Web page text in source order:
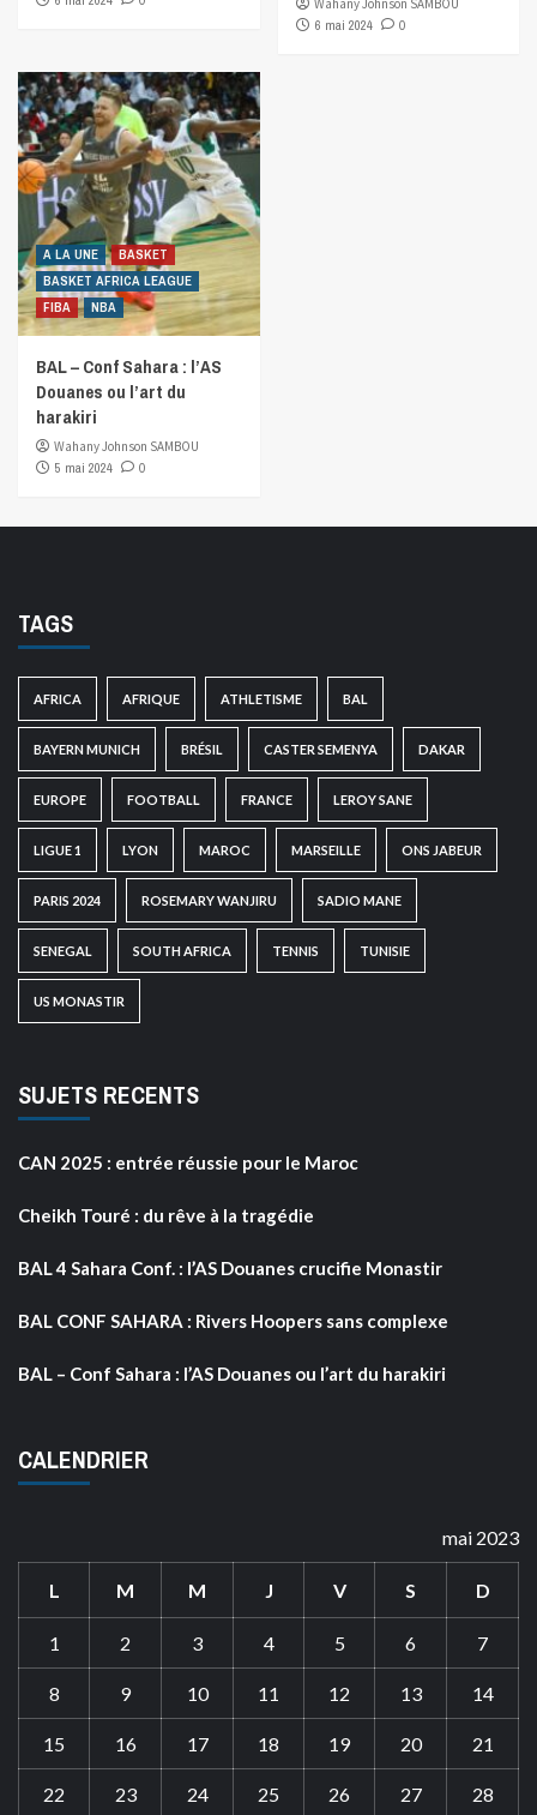
Wahany Johnson SAMBOU
6 mai 2024
0
A LA UNE
BASKET
BASKET AFRICA LEAGUE
FIBA
NBA
BAL – Conf Sahara : l’AS
Douanes ou l’art du
harakiri
Wahany Johnson SAMBOU
5 mai 2024
0
TAGS
AFRICA AFRIQUE ATHLETISME BAL
BAYERN MUNICH BRÉSIL CASTER SEMENYA DAKAR
EUROPE FOOTBALL FRANCE LEROY SANE
LIGUE 1 LYON MAROC MARSEILLE ONS JABEUR
PARIS 2024 ROSEMARY WANJIRU SADIO MANE
SENEGAL SOUTH AFRICA TENNIS TUNISIE
US MONASTIR
SUJETS RECENTS
CAN 2025 : entrée réussie pour le Maroc
Cheikh Touré : du rêve à la tragédie
BAL 4 Sahara Conf. : l’AS Douanes crucifie Monastir
BAL CONF SAHARA : Rivers Hoopers sans complexe
BAL – Conf Sahara : l’AS Douanes ou l’art du harakiri
CALENDRIER
mai 2023
L M M J V S D
1 2 3 4 5 6 7
8 9 10 11 12 13 14
15 16 17 18 19 20 21
22 23 24 25 26 27 28